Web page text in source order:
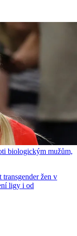
biologickým mužům,
žen v
ligy i od